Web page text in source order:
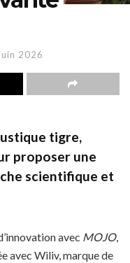
2026
tigre,
proposer une
scientifique et
avec MOJO,
avec Wiliv, marque de